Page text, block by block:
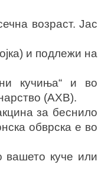
возраст. Јас
и подлежи на
кучиња“ и во
(АХВ).
за беснило
обврска е во
вашето куче или